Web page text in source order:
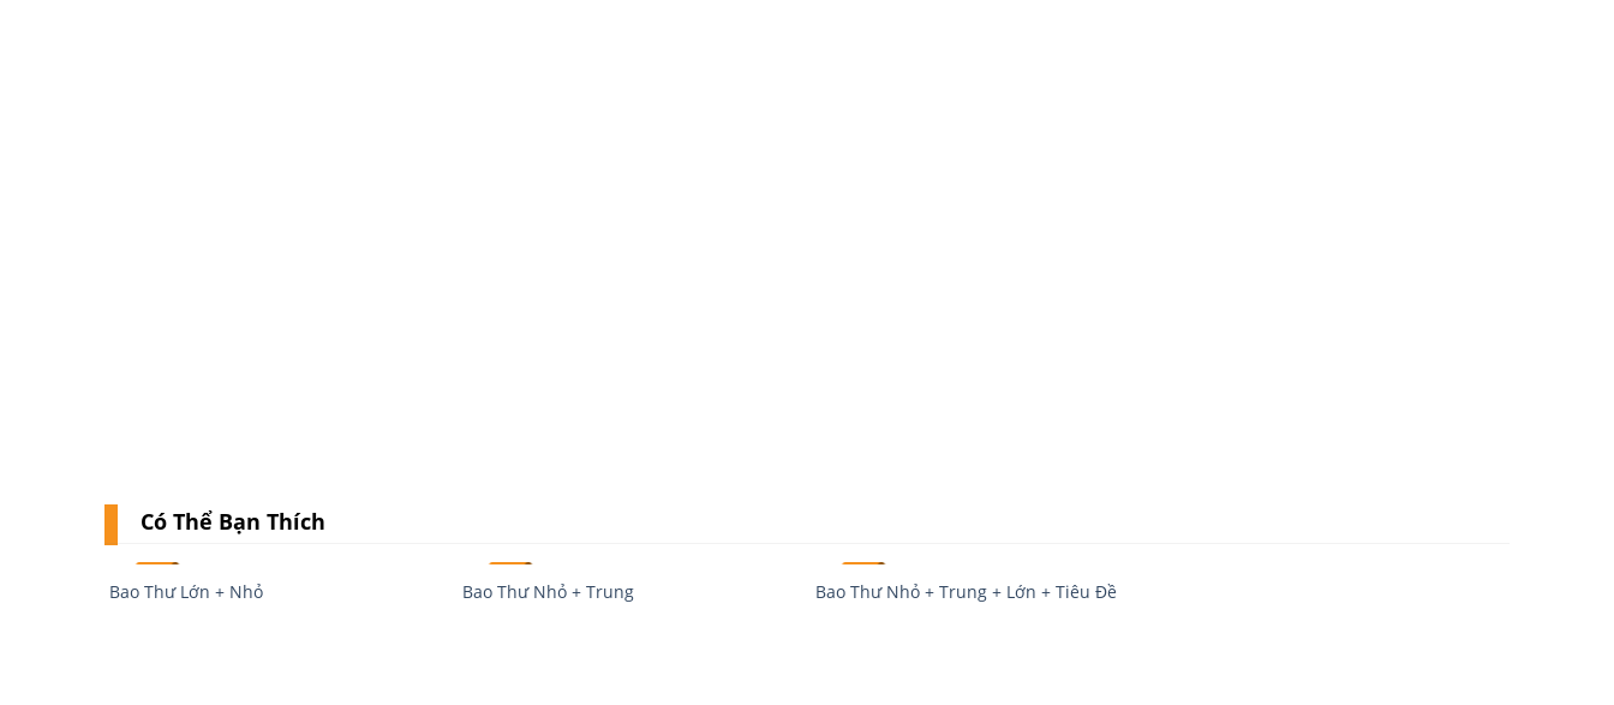
Có Thể Bạn Thích
SALE!
Bao Thư Lớn + Nhỏ SALE!
Bao Thư Nhỏ + Trung SALE!
Bao Thư Nhỏ + Trung + Lớn + Tiêu Đề